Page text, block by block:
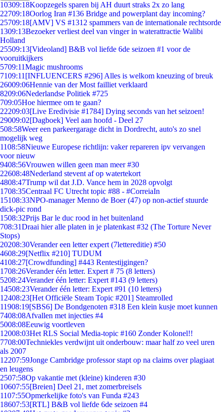
10309:18Koopzegels sparen bij AH duurt straks 2x zo lang
22709:18Oorlog Iran #136 Bridge and powerplant day incoming?
25709:18[AMV] VS #1312 spammers van de internationale rechtsorde
1309:13Bezoeker verliest deel van vinger in waterattractie Walibi
Holland
25509:13[Videoland] B&B vol liefde 6de seizoen #1 voor de
vooruitkijkers
5709:11Magic mushrooms
7109:11 [INFLUENCERS #296] Alles is welkom kneuzing of breuk
26009:06Hennie van der Most failliet verklaard
8209:06Nederlandse Politiek #725
709:05Hoe hiermee om te gaan?
22209:03[Live Eredivisie #1784] Dying seconds van het seizoen!
29009:02[Dagboek] Veel aan hoofd - Deel 27
508:58Weer een parkeergarage dicht in Dordrecht, auto's zo snel
mogelijk weg
1108:58Nieuwe Europese richtlijn: vaker repareren ipv vervangen
voor nieuw
9408:56Vrouwen willen geen man meer #30
22608:48Nederland stevent af op watertekort
4808:47Trump wil dat J.D. Vance hem in 2028 opvolgt
1708:35Centraal FC Utrecht topic #88 - #CorreiaIn
15108:33NPO-manager Menno de Boer (47) op non-actief stuurde
dick-pic rond
1508:32Prijs Bar le duc rood in het buitenland
708:31Draai hier alle platen in je platenkast #32 (The Torture Never
Stops)
20208:30Verander een letter expert (7lettereditie) #50
4608:29[Netflix #210] TUDUM
4108:27[Crowdfunding] #443 Rentestijgingen?
1708:26Verander één letter. Expert # 75 (8 letters)
5208:24Verander één letter: Expert #143 (9 letters)
14508:23Verander één letter: Expert #91 (10 letters)
12408:23[Het Officiële Steam Topic #201] Steamrolled
11908:19[SBS6] De Bondgenoten #318 Een klein kusje moet kunnen
7408:08Afvallen met injecties #4
5008:08Eeuwig voortleven
12008:03Het RLS Social Media-topic #160 Zonder Kolonel!!
7708:00Techniekles verdwijnt uit onderbouw: maar half zo veel uren
als 2007
12207:59Jonge Cambridge professor stapt op na claims over plagiaat
en leugens
2507:58Op vakantie met (kleine) kinderen #30
10607:55[Breien] Deel 21, met zomerbreisels
1107:55Opmerkelijke foto's van Funda #243
18607:53[RTL] B&B vol liefde 6de seizoen #4